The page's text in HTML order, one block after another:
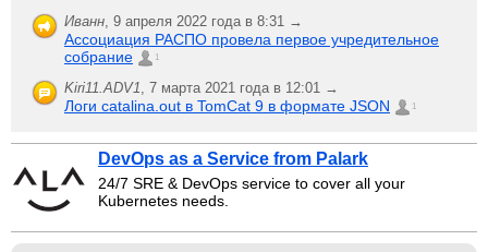
Иванн, 9 апреля 2022 года в 8:31 →
Ассоциация РАСПО провела первое учредительное
собрание
1
Kiri11.ADV1, 7 марта 2021 года в 12:01 →
Логи catalina.out в TomCat 9 в формате JSON 1
DevOps as a Service from Palark
24/7 SRE & DevOps service to cover all your
Kubernetes needs.